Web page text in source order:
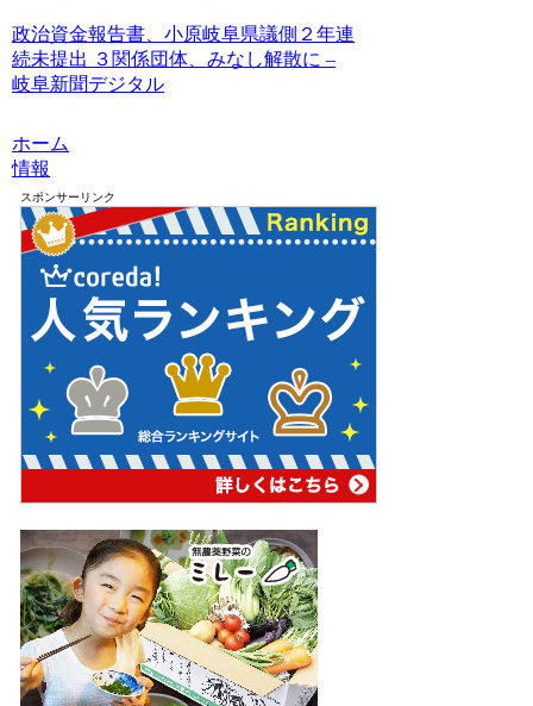
政治資金報告書、小原岐阜県議側２年連
続未提出 ３関係団体、みなし解散に –
岐阜新聞デジタル
ホーム
情報
スポンサーリンク